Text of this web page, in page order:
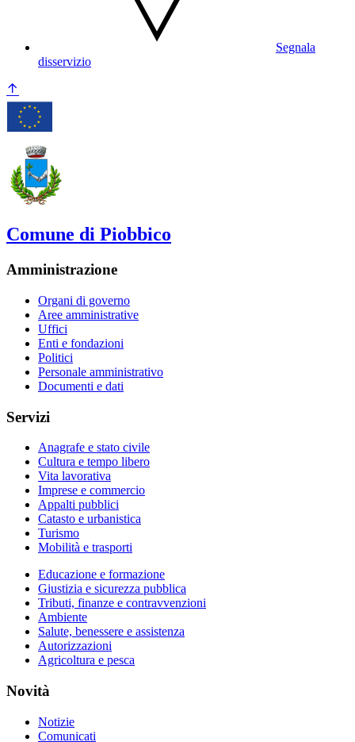
Segnala
disservizio
Comune di Piobbico
Amministrazione
Organi di governo
Aree amministrative
Uffici
Enti e fondazioni
Politici
Personale amministrativo
Documenti e dati
Servizi
Anagrafe e stato civile
Cultura e tempo libero
Vita lavorativa
Imprese e commercio
Appalti pubblici
Catasto e urbanistica
Turismo
Mobilità e trasporti
Educazione e formazione
Giustizia e sicurezza pubblica
Tributi, finanze e contravvenzioni
Ambiente
Salute, benessere e assistenza
Autorizzazioni
Agricoltura e pesca
Novità
Notizie
Comunicati